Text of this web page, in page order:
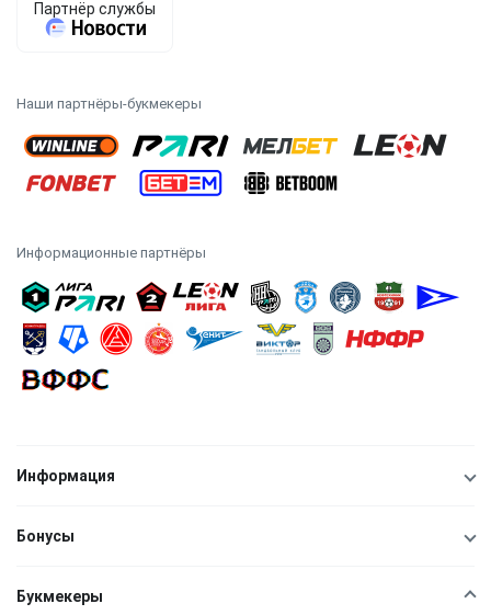
Наши партнёры-букмекеры
Информационные партнёры
Информация
Бонусы
Букмекеры